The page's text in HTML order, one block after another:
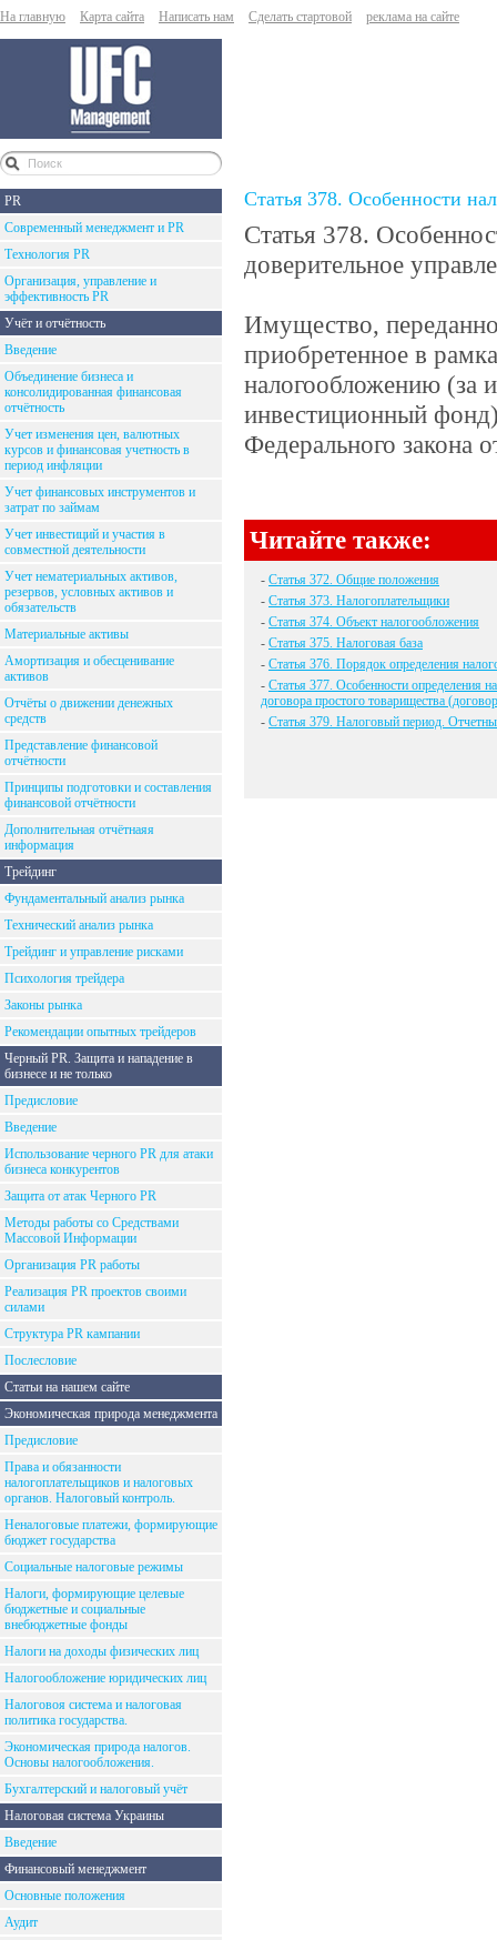
На главную Карта сайта Написать нам Сделать стартовой реклама на сайте
PR
Современный менеджмент и PR
Технология PR
Организация, управление и
эффективность PR
Учёт и отчётность
Введение
Объединение бизнеса и
консолидированная финансовая
отчётность
Учет изменения цен, валютных
курсов и финансовая учетность в
период инфляции
Учет финансовых инструментов и
затрат по займам
Учет инвестиций и участия в
совместной деятельности
Учет нематериальных активов,
резервов, условных активов и
обязательств
Материальные активы
Амортизация и обесценивание
активов
Отчёты о движении денежных
средств
Представление финансовой
отчётности
Принципы подготовки и составления
финансовой отчётности
Дополнительная отчётнаяя
информация
Трейдинг
Фундаментальный анализ рынка
Технический анализ рынка
Трейдинг и управление рисками
Психология трейдера
Законы рынка
Рекомендации опытных трейдеров
Черный PR. Защита и нападение в
бизнесе и не только
Предисловие
Введение
Использование черного PR для атаки
бизнеса конкурентов
Защита от атак Черного PR
Методы работы со Средствами
Массовой Информации
Организация PR работы
Реализация PR проектов своими
силами
Структура PR кампании
Послесловие
Статьи на нашем сайте
Экономическая природа менеджмента
Предисловие
Права и обязанности
налогоплательщиков и налоговых
органов. Налоговый контроль.
Неналоговые платежи, формирующие
бюджет государства
Социальные налоговые режимы
Налоги, формирующие целевые
бюджетные и социальные
внебюджетные фонды
Налоги на доходы физических лиц
Налогообложение юридических лиц
Налоговоя система и налоговая
политика государства.
Экономическая природа налогов.
Основы налогообложения.
Бухгалтерский и налоговый учёт
Налоговая система Украины
Введение
Финансовый менеджмент
Основные положения
Аудит
Статья 378. Особенности
Статья 378.
доверительное
Имущество,
приобретенное в
налогообложению (за
инвестиционный
Федерального закона
Читайте также:
- Статья 372. Общие положения
- Статья 373. Налогоплательщики
- Статья 374. Объект налогообложения
- Статья 375. Налоговая база
- Статья 376. Порядок определения
- Статья 377. Особенности определения
договора простого товарищества
- Статья 379. Налоговый период.